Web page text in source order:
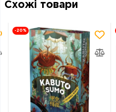
Схожі товари
-20%